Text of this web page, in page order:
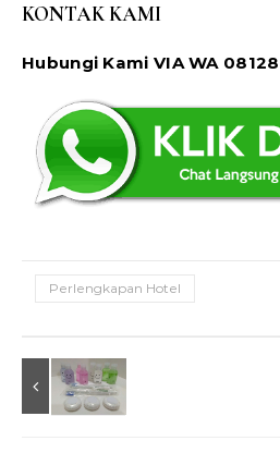
KONTAK KAMI
Hubungi Kami VIA WA
Perlengkapan Hotel